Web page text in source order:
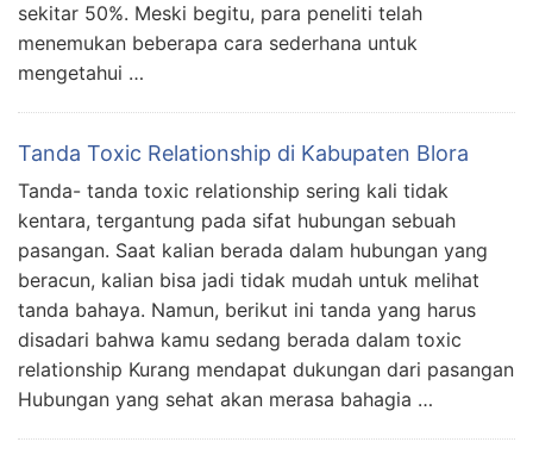
sekitar 50%. Meski begitu, para peneliti telah
menemukan beberapa cara sederhana untuk
mengetahui …
Tanda Toxic Relationship di Kabupaten Blora
Tanda- tanda toxic relationship sering kali tidak
kentara, tergantung pada sifat hubungan sebuah
pasangan. Saat kalian berada dalam hubungan yang
beracun, kalian bisa jadi tidak mudah untuk melihat
tanda bahaya. Namun, berikut ini tanda yang harus
disadari bahwa kamu sedang berada dalam toxic
relationship Kurang mendapat dukungan dari pasangan
Hubungan yang sehat akan merasa bahagia …